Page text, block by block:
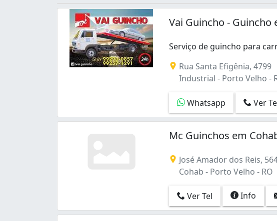
Vai Guincho -
Serviço de guincho para
Serviço de guincho para
Rua Santa Efigênia, 4799
Industrial - Porto Velho -
Whatsapp Ver
Mc Guinchos em
José Amador dos Reis,
Cohab - Porto Velho - RO
Ver Tel Info